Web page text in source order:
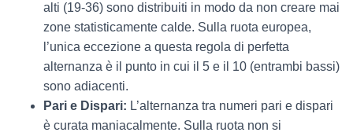
alti (19-36) sono distribuiti in modo da non creare mai
zone statisticamente calde. Sulla ruota europea,
l’unica eccezione a questa regola di perfetta
alternanza è il punto in cui il 5 e il 10 (entrambi bassi)
sono adiacenti.
Pari e Dispari: L’alternanza tra numeri pari e dispari
è curata maniacalmente. Sulla ruota non si